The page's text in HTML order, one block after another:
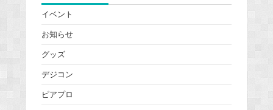
イベント
お知らせ
グッズ
デジコン
ピアプロ